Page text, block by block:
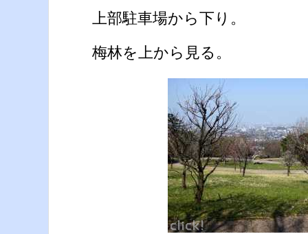
上部駐車場から下り。
梅林を上から見る。